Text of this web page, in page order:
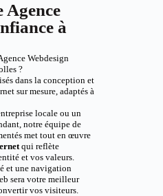
Agence
à
Webdesign
?
dans la conception et
sur mesure, adaptés à
locale ou un
notre équipe de
met tout en œuvre
qui reflète
et vos valeurs.
et une navigation
sera votre meilleur
vos visiteurs.